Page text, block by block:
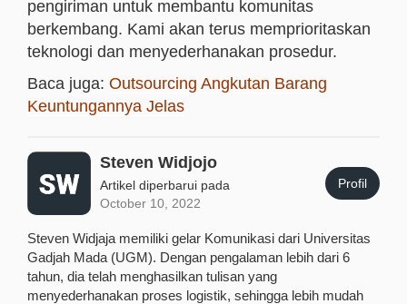
pengiriman untuk membantu komunitas
berkembang. Kami akan terus memprioritaskan
teknologi dan menyederhanakan prosedur.
Baca juga: Outsourcing Angkutan Barang
Keuntungannya Jelas
Steven Widjojo
Artikel diperbarui pada
October 10, 2022
Profil
Steven Widjaja memiliki gelar Komunikasi dari Universitas
Gadjah Mada (UGM). Dengan pengalaman lebih dari 6
tahun, dia telah menghasilkan tulisan yang
menyederhanakan proses logistik, sehingga lebih mudah